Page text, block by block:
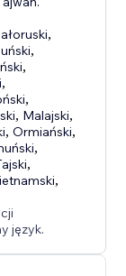
,
,
,
,
,
, Malajski,
,Ormiański,
,
,
,
język.